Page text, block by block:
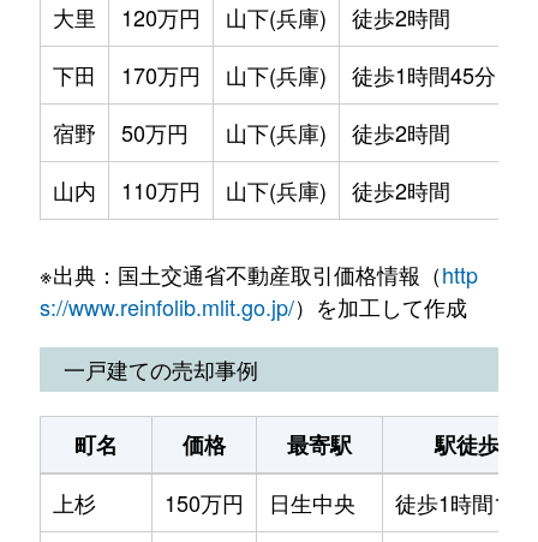
大里
120万円 山下(兵庫) 徒歩2時間
下田
170万円 山下(兵庫) 徒歩1時間45分
宿野
50万円 山下(兵庫) 徒歩2時間
山内
110万円 山下(兵庫) 徒歩2時間
※出典：国土交通省不動産取引価格情報（http
s://www.reinfolib.mlit.go.jp/）を加工して作成
一戸建ての売却事例
町名 価格 最寄駅
駅徒歩
上杉
150万円 日生中央
徒歩1時間15分